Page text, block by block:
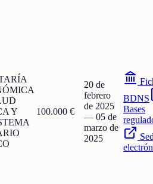
Y
100.000 €
20 de
febrero
de 2025
— 05 de
marzo de
2025
BDNS
Bases